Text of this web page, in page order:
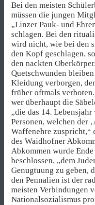
Bei den meisten
müssen die jungen
„Linzer Pauk- und
schlagen. Bei den
wird nicht, wie bei den
den Kopf geschlagen,
den nackten
Quetschwunden
Kleidung verborgen,
früher oftmals
wer überhaupt die
„die das 14.
Personen, welchen der
Waffenehre zuspricht,“
des Waidhofner
Abkommen wurde
beschlossen, „dem
Genugtuung zu geben,
den Pennalien ist der
meisten Verbindungen
Nationalsozialismus